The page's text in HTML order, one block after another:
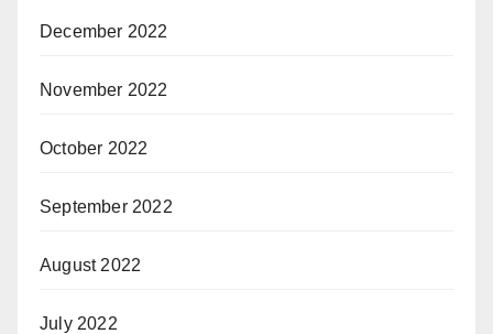
December 2022
November 2022
October 2022
September 2022
August 2022
July 2022